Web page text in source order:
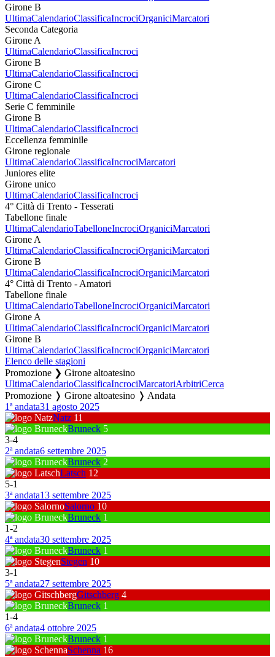
Girone B
UltimaCalendarioClassificaIncrociOrganiciMarcatori
Seconda Categoria
Girone A
UltimaCalendarioClassificaIncroci
Girone B
UltimaCalendarioClassificaIncroci
Girone C
UltimaCalendarioClassificaIncroci
Serie C femminile
Girone B
UltimaCalendarioClassificaIncroci
Eccellenza femminile
Girone regionale
UltimaCalendarioClassificaIncrociMarcatori
Juniores elite
Girone unico
UltimaCalendarioClassificaIncroci
4° Città di Trento - Tesserati
Tabellone finale
UltimaCalendarioTabelloneIncrociOrganiciMarcatori
Girone A
UltimaCalendarioClassificaIncrociOrganiciMarcatori
Girone B
UltimaCalendarioClassificaIncrociOrganiciMarcatori
4° Città di Trento - Amatori
Tabellone finale
UltimaCalendarioTabelloneIncrociOrganiciMarcatori
Girone A
UltimaCalendarioClassificaIncrociOrganiciMarcatori
Girone B
UltimaCalendarioClassificaIncrociOrganiciMarcatori
Elenco delle stagioni
Promozione ❯ Girone altoatesino
UltimaCalendarioClassificaIncrociMarcatoriArbitriCerca
Promozione ❭ Girone altoatesino ❭ Andata
1ª andata31 agosto 2025
Natz 11
Bruneck 5
3-4
2ª andata6 settembre 2025
Bruneck 2
Latsch 12
5-1
3ª andata13 settembre 2025
Salorno 10
Bruneck 1
1-2
4ª andata30 settembre 2025
Bruneck 1
Stegen 10
3-1
5ª andata27 settembre 2025
Gitschberg 4
Bruneck 1
1-4
6ª andata4 ottobre 2025
Bruneck 1
Schenna 16